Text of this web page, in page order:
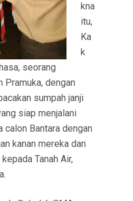
kna
itu,
Ka
k
seorang
dengan
sumpah janji
siap menjalani
calon Bantara dengan
kanan mereka dan
Tanah Air,